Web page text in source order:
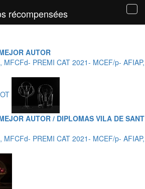
récompensées
AUTOR
, MFCFd- PREMI CAT 2021- MCEF/p- AFIAP,
AUTOR / DIPLOMAS VILA DE SANT
, MFCFd- PREMI CAT 2021- MCEF/p- AFIAP,